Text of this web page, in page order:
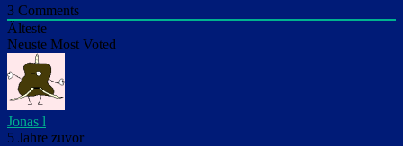
3 Comments
Älteste
Neuste Most Voted
Jonas l
5 Jahre zuvor